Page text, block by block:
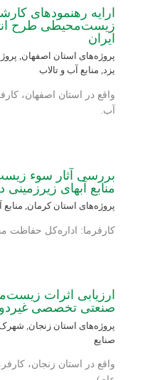
ارایه رهنمودهای
زیست‌محیطی طرح
ایران
پروژه‌های استان اصفهان,
یزد, منابع آب و تالاب
واقع در استان اصفهان،
آب.
بررسی آثار سوء
منابع آبهای
پروژه‌های استان کرمان, منابع
کارفرما: اداره‌کل حفاظت
ارزیابی اثرات
صنعتی تخصصی
پروژه‌های استان زنجان
صنایع
واقع در استان زنجان،